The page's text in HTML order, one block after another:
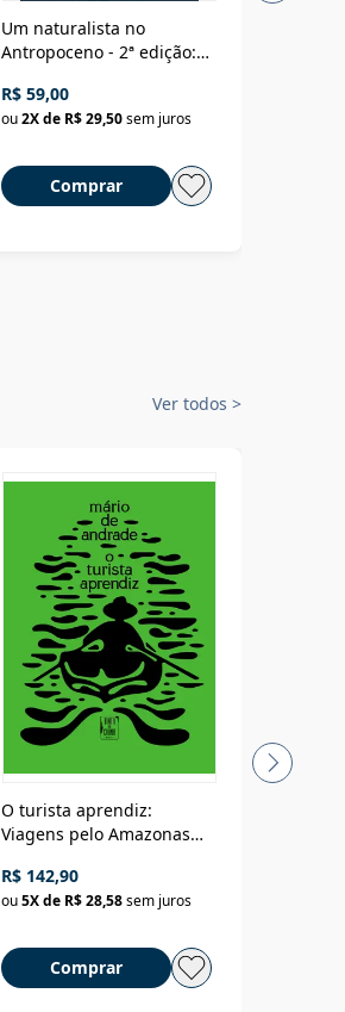
Um naturalista no
Antropoceno - 2ª edição:
selvagem
R$ 59,00
ou2X de R$ 29,50sem juros
Comprar
Ver todos >
O turista aprendiz:
Viagens pelo Amazonas
até a Bolívia e por Marajó
até dizer chega
R$ 142,90
ou5X de R$ 28,58sem juros
Comprar